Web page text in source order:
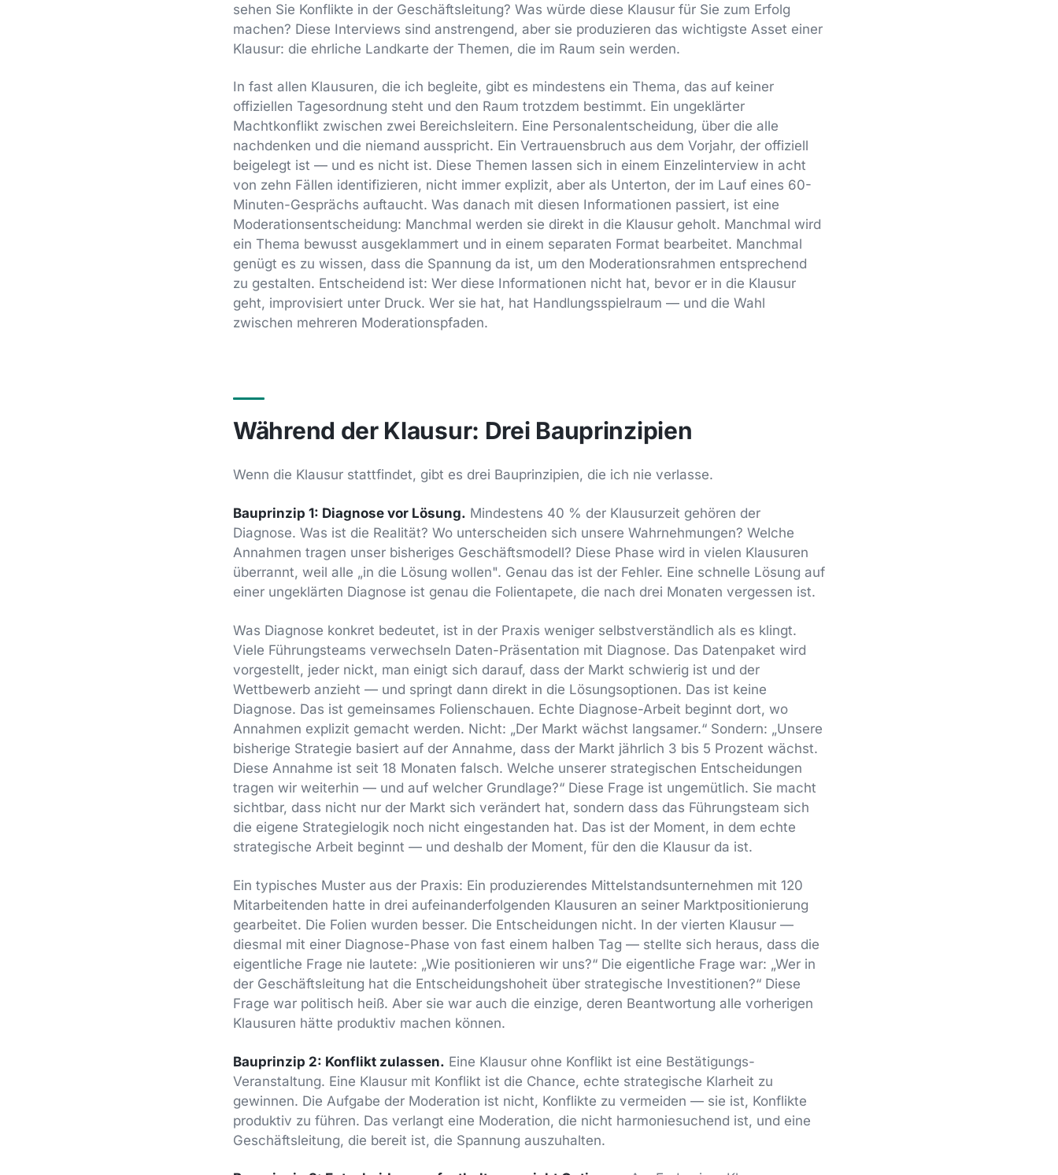
sehen Sie Konflikte in der Geschäftsleitung? Was würde diese Klausur für Sie zum Erfolg
machen? Diese Interviews sind anstrengend, aber sie produzieren das wichtigste Asset einer
Klausur: die ehrliche Landkarte der Themen, die im Raum sein werden.
In fast allen Klausuren, die ich begleite, gibt es mindestens ein Thema, das auf keiner
offiziellen Tagesordnung steht und den Raum trotzdem bestimmt. Ein ungeklärter
Machtkonflikt zwischen zwei Bereichsleitern. Eine Personalentscheidung, über die alle
nachdenken und die niemand ausspricht. Ein Vertrauensbruch aus dem Vorjahr, der offiziell
beigelegt ist — und es nicht ist. Diese Themen lassen sich in einem Einzelinterview in acht
von zehn Fällen identifizieren, nicht immer explizit, aber als Unterton, der im Lauf eines 60-
Minuten-Gesprächs auftaucht. Was danach mit diesen Informationen passiert, ist eine
Moderationsentscheidung: Manchmal werden sie direkt in die Klausur geholt. Manchmal wird
ein Thema bewusst ausgeklammert und in einem separaten Format bearbeitet. Manchmal
genügt es zu wissen, dass die Spannung da ist, um den Moderationsrahmen entsprechend
zu gestalten. Entscheidend ist: Wer diese Informationen nicht hat, bevor er in die Klausur
geht, improvisiert unter Druck. Wer sie hat, hat Handlungsspielraum — und die Wahl
zwischen mehreren Moderationspfaden.
Während der Klausur: Drei Bauprinzipien
Wenn die Klausur stattfindet, gibt es drei Bauprinzipien, die ich nie verlasse.
Bauprinzip 1: Diagnose vor Lösung. Mindestens 40 % der Klausurzeit gehören der
Diagnose. Was ist die Realität? Wo unterscheiden sich unsere Wahrnehmungen? Welche
Annahmen tragen unser bisheriges Geschäftsmodell? Diese Phase wird in vielen Klausuren
überrannt, weil alle „in die Lösung wollen". Genau das ist der Fehler. Eine schnelle Lösung auf
einer ungeklärten Diagnose ist genau die Folientapete, die nach drei Monaten vergessen ist.
Was Diagnose konkret bedeutet, ist in der Praxis weniger selbstverständlich als es klingt.
Viele Führungsteams verwechseln Daten-Präsentation mit Diagnose. Das Datenpaket wird
vorgestellt, jeder nickt, man einigt sich darauf, dass der Markt schwierig ist und der
Wettbewerb anzieht — und springt dann direkt in die Lösungsoptionen. Das ist keine
Diagnose. Das ist gemeinsames Folienschauen. Echte Diagnose-Arbeit beginnt dort, wo
Annahmen explizit gemacht werden. Nicht: „Der Markt wächst langsamer.“ Sondern: „Unsere
bisherige Strategie basiert auf der Annahme, dass der Markt jährlich 3 bis 5 Prozent wächst.
Diese Annahme ist seit 18 Monaten falsch. Welche unserer strategischen Entscheidungen
tragen wir weiterhin — und auf welcher Grundlage?“ Diese Frage ist ungemütlich. Sie macht
sichtbar, dass nicht nur der Markt sich verändert hat, sondern dass das Führungsteam sich
die eigene Strategielogik noch nicht eingestanden hat. Das ist der Moment, in dem echte
strategische Arbeit beginnt — und deshalb der Moment, für den die Klausur da ist.
Ein typisches Muster aus der Praxis: Ein produzierendes Mittelstandsunternehmen mit 120
Mitarbeitenden hatte in drei aufeinanderfolgenden Klausuren an seiner Marktpositionierung
gearbeitet. Die Folien wurden besser. Die Entscheidungen nicht. In der vierten Klausur —
diesmal mit einer Diagnose-Phase von fast einem halben Tag — stellte sich heraus, dass die
eigentliche Frage nie lautete: „Wie positionieren wir uns?“ Die eigentliche Frage war: „Wer in
der Geschäftsleitung hat die Entscheidungshoheit über strategische Investitionen?“ Diese
Frage war politisch heiß. Aber sie war auch die einzige, deren Beantwortung alle vorherigen
Klausuren hätte produktiv machen können.
Bauprinzip 2: Konflikt zulassen. Eine Klausur ohne Konflikt ist eine Bestätigungs-
Veranstaltung. Eine Klausur mit Konflikt ist die Chance, echte strategische Klarheit zu
gewinnen. Die Aufgabe der Moderation ist nicht, Konflikte zu vermeiden — sie ist, Konflikte
produktiv zu führen. Das verlangt eine Moderation, die nicht harmoniesuchend ist, und eine
Geschäftsleitung, die bereit ist, die Spannung auszuhalten.